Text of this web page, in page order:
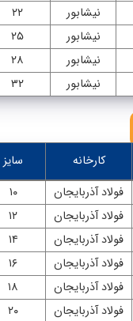
نیشابور ۲۲
نیشابور ۲۵
نیشابور ۲۸
نیشابور ۳۲
کارخانه سایز
فولاد آذربایجان ۱۰
فولاد آذربایجان ۱۲
فولاد آذربایجان ۱۴
فولاد آذربایجان ۱۶
فولاد آذربایجان ۱۸
فولاد آذربایجان ۲۰